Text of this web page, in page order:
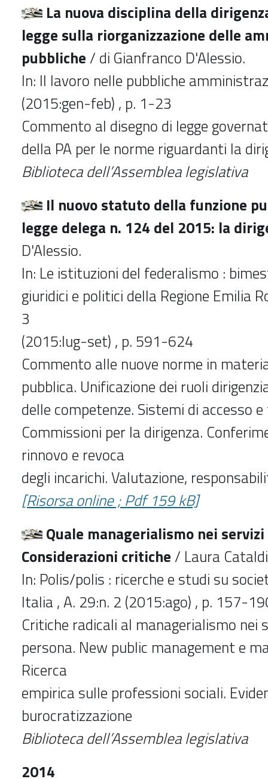
La nuova disciplina della
legge sulla riorganizzazione delle
pubbliche / di Gianfranco D'Alessio.
In: Il lavoro nelle pubbliche
(2015:gen-feb) , p. 1-23
Commento al disegno di legge
della PA per le norme riguardanti la
Biblioteca dell’Assemblea legislativa
Il nuovo statuto della funzione
legge delega n. 124 del 2015: la
D'Alessio.
In: Le istituzioni del federalismo :
giuridici e politici della Regione Emilia
3
(2015:lug-set) , p. 591-624
Commento alle nuove norme in
pubblica. Unificazione dei ruoli
delle competenze. Sistemi di accesso
Commissioni per la dirigenza.
rinnovo e revoca
degli incarichi. Valutazione,
[Risorsa online ; Pdf 159 kB]
Quale managerialismo nei
Considerazioni critiche / Laura
In: Polis/polis : ricerche e studi su
Italia , A. 29:n. 2 (2015:ago) , p. 157-
Critiche radicali al managerialismo nei
persona. New public management e
Ricerca
empirica sulle professioni sociali.
burocratizzazione
Biblioteca dell’Assemblea legislativa
2014